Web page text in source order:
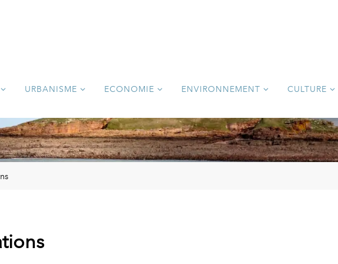
URBANISME ECONOMIE ENVIRONNEMENT CULTURE